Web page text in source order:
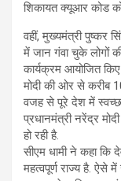
शिकायत क्यूआर कोड
वहीं, मुख्यमंत्री पुष्कर
में जान गंवा चुके लोगों
कार्यक्रम आयोजित
मोदी की ओर से करीब
वजह से पूरे देश में
प्रधानमंत्री नरेंद्र
हो रही है.
सीएम धामी ने कहा कि
महत्वपूर्ण राज्य है. ऐसे